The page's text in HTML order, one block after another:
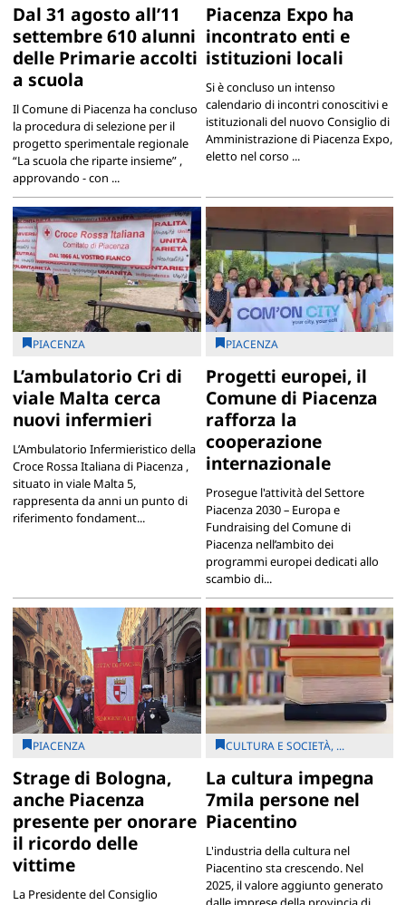
Dal 31 agosto all’11
settembre 610 alunni
delle Primarie accolti
a scuola
Il Comune di Piacenza ha concluso
la procedura di selezione per il
progetto sperimentale regionale
“La scuola che riparte insieme” ,
approvando - con ...
Piacenza Expo ha
incontrato enti e
istituzioni locali
Si è concluso un intenso
calendario di incontri conoscitivi e
istituzionali del nuovo Consiglio di
Amministrazione di Piacenza Expo,
eletto nel corso ...
PIACENZA
L’ambulatorio Cri di
viale Malta cerca
nuovi infermieri
L’Ambulatorio Infermieristico della
Croce Rossa Italiana di Piacenza ,
situato in viale Malta 5,
rappresenta da anni un punto di
riferimento fondament...
PIACENZA
Progetti europei, il
Comune di Piacenza
rafforza la
cooperazione
internazionale
Prosegue l'attività del Settore
Piacenza 2030 – Europa e
Fundraising del Comune di
Piacenza nell’ambito dei
programmi europei dedicati allo
scambio di...
PIACENZA
Strage di Bologna,
anche Piacenza
presente per onorare
il ricordo delle
vittime
La Presidente del Consiglio
CULTURA E SOCIETÀ, ...
La cultura impegna
7mila persone nel
Piacentino
L'industria della cultura nel
Piacentino sta crescendo. Nel
2025, il valore aggiunto generato